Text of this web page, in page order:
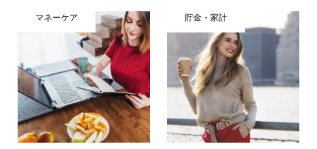
マネーケア 貯金・家計